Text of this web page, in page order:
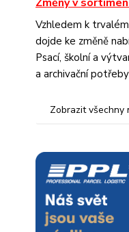
Vzhledem k
dojde ke změně
Psací, školní a
a archivační
Zobrazit všechny